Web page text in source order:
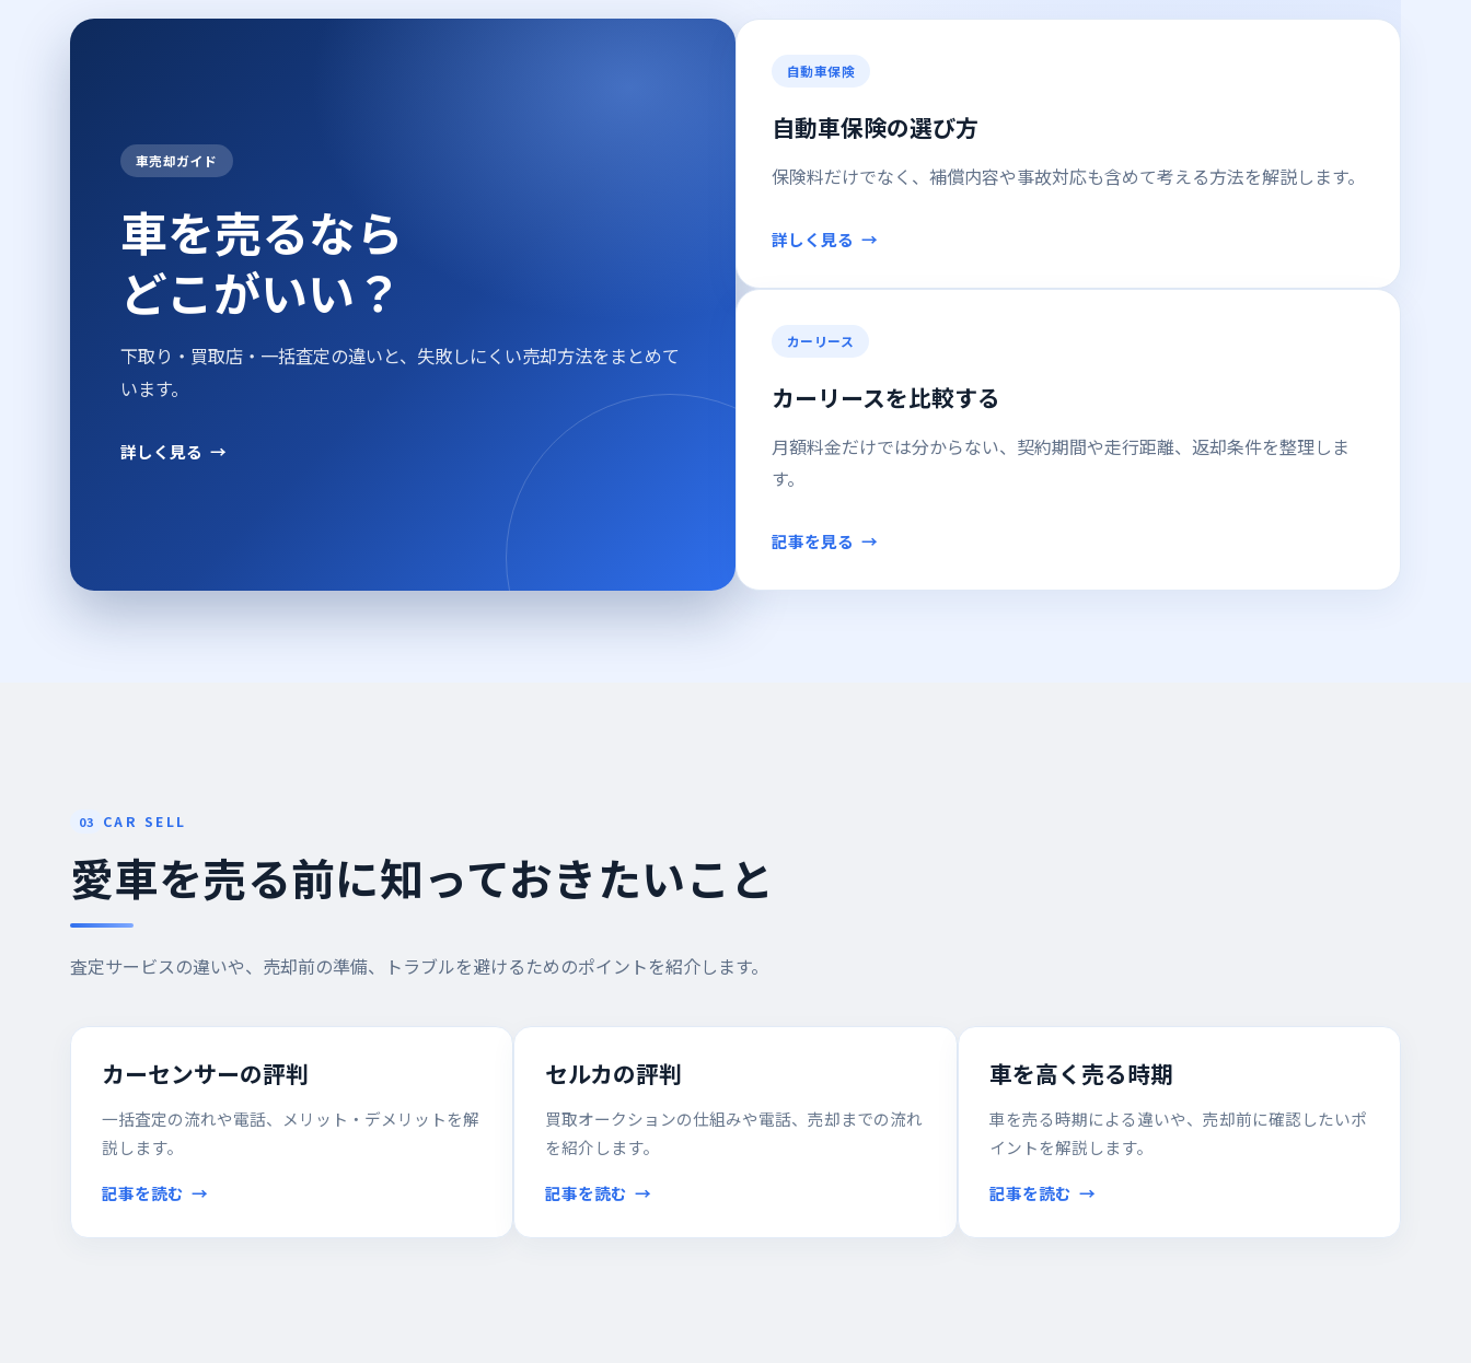
車売却ガイド
車を売るなら
どこがいい？
下取り・買取店・一括査定の違いと、失敗しにくい売却方法をまとめて
います。
詳しく見る
自動車保険
自動車保険の選び方
保険料だけでなく、補償内容や事故対応も含めて考える方法を解説します。
詳しく見る
カーリース
カーリースを比較する
月額料金だけでは分からない、契約期間や走行距離、返却条件を整理しま
す。
記事を見る
03 CAR SELL
愛車を売る前に知っておきたいこと
査定サービスの違いや、売却前の準備、トラブルを避けるためのポイントを紹介します。
カーセンサーの評判
一括査定の流れや電話、メリット・デメリットを解
説します。
記事を読む
セルカの評判
買取オークションの仕組みや電話、売却までの流れ
を紹介します。
記事を読む
車を高く売る時期
車を売る時期による違いや、売却前に確認したいポ
イントを解説します。
記事を読む